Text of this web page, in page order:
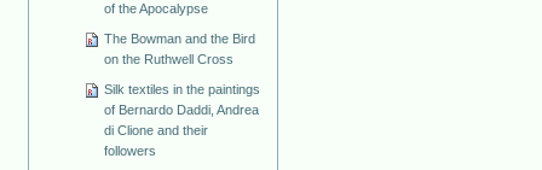
of the Apocalypse
The Bowman and the Bird
on the Ruthwell Cross
Silk textiles in the paintings
of Bernardo Daddi, Andrea
di Clione and their
followers